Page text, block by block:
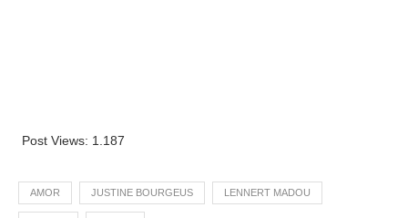
Post Views: 1.187
AMOR JUSTINE BOURGEUS LENNERT MADOU